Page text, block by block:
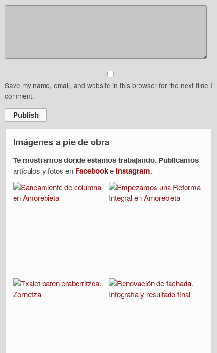
Save my name, email, and website in this browser for the next time I
comment.
Publish
Imágenes a pie de obra
Te mostramos donde estamos trabajando. Publicamos
artículos y fotos en Facebooke Instagram.